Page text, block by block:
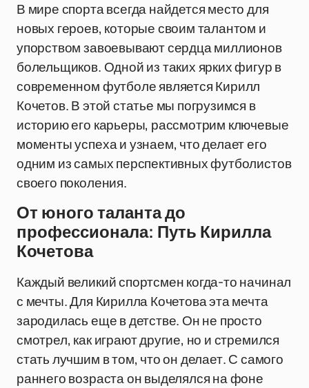
В мире спорта всегда найдется место для
новых героев, которые своим талантом и
упорством завоевывают сердца миллионов
болельщиков. Одной из таких ярких фигур в
современном футболе является Кирилл
Кочетов. В этой статье мы погрузимся в
историю его карьеры, рассмотрим ключевые
моменты успеха и узнаем, что делает его
одним из самых перспективных футболистов
своего поколения.
От юного таланта до
профессионала: Путь Кирилла
Кочетова
Каждый великий спортсмен когда-то начинал
с мечты. Для Кирилла Кочетова эта мечта
зародилась еще в детстве. Он не просто
смотрел, как играют другие, но и стремился
стать лучшим в том, что он делает. С самого
раннего возраста он выделялся на фоне